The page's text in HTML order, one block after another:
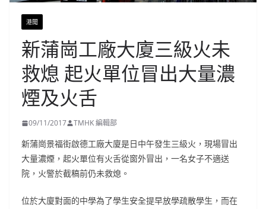
港聞
新蒲崗工廠大廈三級火未
救熄 起火單位冒出大量濃
煙及火舌
09/11/2017 TMHK 編輯部
新蒲崗景福街啟德工廠大廈是日中午發生三級火，現場冒出
大量濃煙，起火單位有火舌從窗外冒出，一名女子不適送
院，火警於截稿前仍未救熄。
位於大廈對面的中學為了學生安全提早放學疏散學生，而在